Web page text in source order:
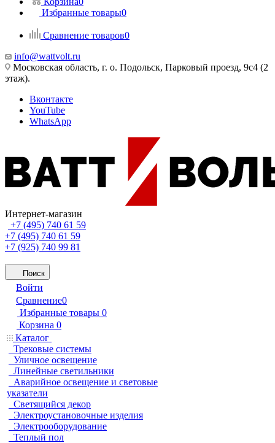
Избранные товары0
Сравнение товаров0
info@wattvolt.ru
Московская область, г. о. Подольск, Парковый проезд, 9с4 (2
этаж).
Вконтакте
YouTube
WhatsApp
Интернет-магазин
+7 (495) 740 61 59
+7 (495) 740 61 59
+7 (925) 740 99 81
Поиск
Войти
Сравнение0
Избранные товары 0
Корзина 0
Каталог
Трековые системы
Уличное освещение
Линейные светильники
Аварийное освещение и световые
указатели
Светящийся декор
Электроустановочные изделия
Электрооборудование
Теплый пол